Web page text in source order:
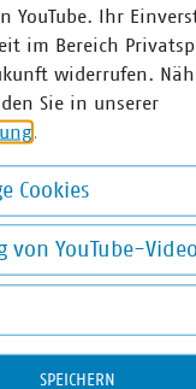
Unternehmen
Beispiele
Beispiele
YouTube. Ihr
im Bereich
widerrufen.
Sie in unserer
Cookies
von YouTube-
YouTube-Videos
SPEICHERN